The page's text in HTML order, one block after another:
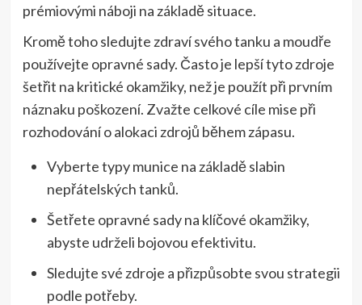
prémiovými náboji na základě situace.
Kromě toho sledujte zdraví svého tanku a moudře
používejte opravné sady. Často je lepší tyto zdroje
šetřit na kritické okamžiky, než je použít při prvním
náznaku poškození. Zvažte celkové cíle mise při
rozhodování o alokaci zdrojů během zápasu.
Vyberte typy munice na základě slabin
nepřátelských tanků.
Šetřete opravné sady na klíčové okamžiky,
abyste udrželi bojovou efektivitu.
Sledujte své zdroje a přizpůsobte svou strategii
podle potřeby.